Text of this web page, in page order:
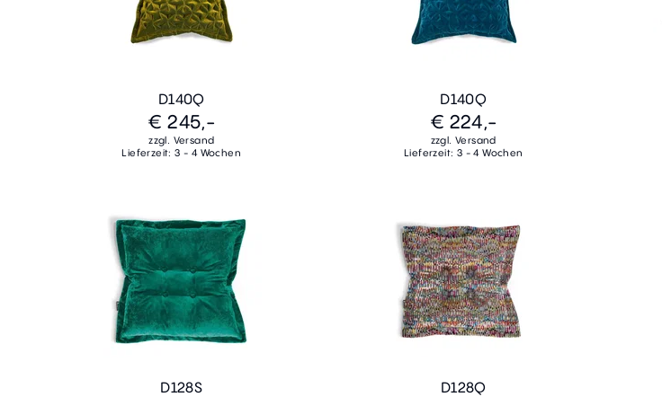
D140Q
€ 245,-
zzgl. Versand
Lieferzeit: 3 - 4 Wochen
D140Q
€ 224,-
zzgl. Versand
Lieferzeit: 3 - 4 Wochen
D128S D128Q